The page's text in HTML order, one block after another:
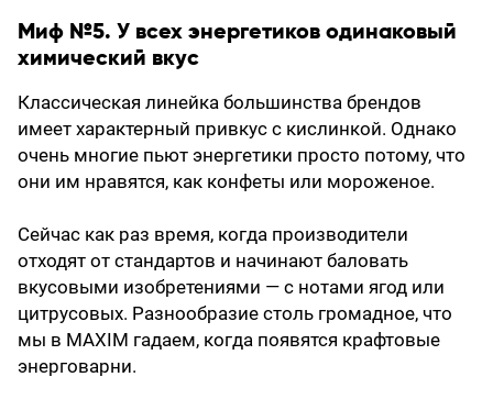
Миф №5. У всех энергетиков одинаковый
химический вкус
Классическая линейка большинства брендов
имеет характерный привкус с кислинкой. Однако
очень многие пьют энергетики просто потому, что
они им нравятся, как конфеты или мороженое.
Сейчас как раз время, когда производители
отходят от стандартов и начинают баловать
вкусовыми изобретениями — с нотами ягод или
цитрусовых. Разнообразие столь громадное, что
мы в MAXIM гадаем, когда появятся крафтовые
энерговарни.